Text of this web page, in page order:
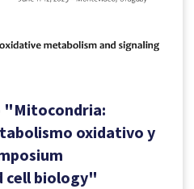
"Mitocondria:
oxidativo y
cell biology"